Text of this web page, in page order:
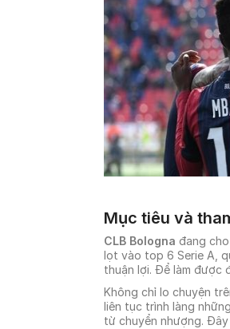
Mục tiêu và
CLB Bologna đang
lọt vào top 6 Serie A,
thuận lợi. Để làm được
Không chỉ lo chuyện
liên tục trình làng
từ chuyển nhượng.